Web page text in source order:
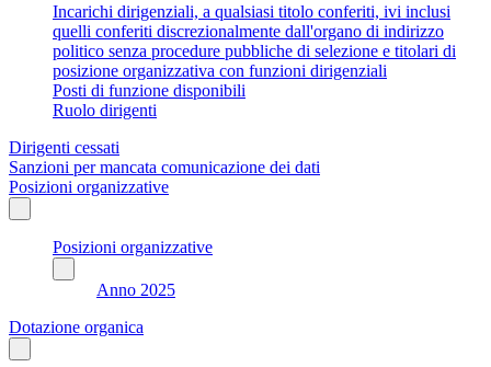
Incarichi dirigenziali, a qualsiasi titolo conferiti, ivi inclusi
quelli conferiti discrezionalmente dall'organo di indirizzo
politico senza procedure pubbliche di selezione e titolari di
posizione organizzativa con funzioni dirigenziali
Posti di funzione disponibili
Ruolo dirigenti
Dirigenti cessati
Sanzioni per mancata comunicazione dei dati
Posizioni organizzative
Posizioni organizzative
Anno 2025
Dotazione organica